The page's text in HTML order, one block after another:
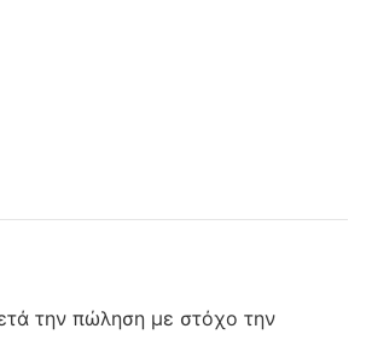
την πώληση με στόχο την